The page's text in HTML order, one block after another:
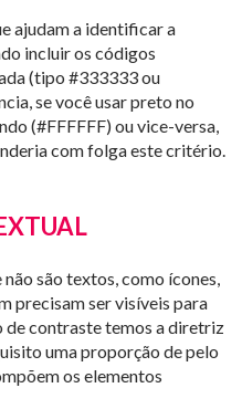
ajudam a identificar a
incluir os códigos
(tipo #333333 ou
se você usar preto no
(#FFFFFF) ou vice-versa,
com folga este critério.
são textos, como ícones,
precisam ser visíveis para
de contraste temos a diretriz
uma proporção de pelo
os elementos